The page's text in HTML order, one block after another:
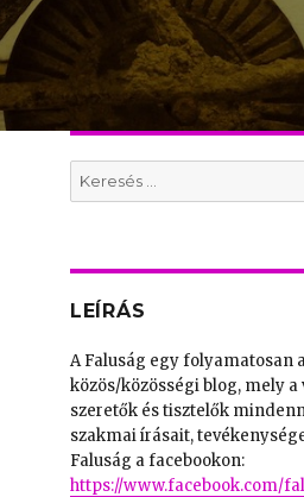
Search
for:
LEÍRÁS
A Faluság egy folyamatosan
közös/közösségi blog, mely a
szeretők és tisztelők
szakmai írásait,
Faluság a facebookon:
https://www.facebook.com/